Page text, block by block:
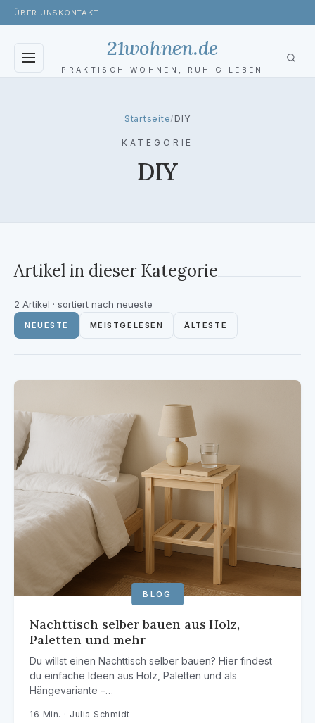
ÜBER UNS KONTAKT
21wohnen.de
PRAKTISCH WOHNEN, RUHIG LEBEN
GARTEN
TOILETTE
SONSTIGES
KONTAKT
ÜBER 21WOHNEN
Startseite/ DIY
KATEGORIE
DIY
Artikel in dieser Kategorie
2 Artikel · sortiert nach neueste
NEUESTE MEISTGELESEN ÄLTESTE
BLOG
Nachttisch selber bauen aus Holz,
Paletten und mehr
Du willst einen Nachttisch selber bauen? Hier findest
du einfache Ideen aus Holz, Paletten und als
Hängevariante –…
16 Min. · Julia Schmidt